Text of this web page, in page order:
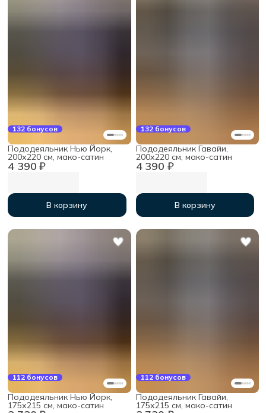
132 бонусов
4 390 ₽
Пододеяльник Нью Йорк,
200х220 см, мако-сатин
В корзину
132 бонусов
4 390 ₽
Пододеяльник Гавайи,
200х220 см, мако-сатин
В корзину
112 бонусов
Пододеяльник Нью Йорк,
175х215 см, мако-сатин
112 бонусов
Пододеяльник Гавайи,
175х215 см, мако-сатин